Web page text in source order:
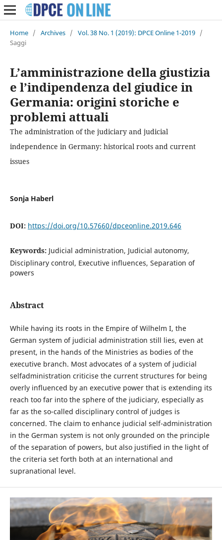
Home / Archives / Vol. 38 No. 1 (2019): DPCE Online 1-2019 /
Saggi
L’amministrazione della giustizia
e l’indipendenza del giudice in
Germania: origini storiche e
problemi attuali
The administration of the judiciary and judicial
independence in Germany: historical roots and current
issues
Sonja Haberl
DOI: https://doi.org/10.57660/dpceonline.2019.646
Keywords: Judicial administration, Judicial autonomy,
Disciplinary control, Executive influences, Separation of
powers
Abstract
While having its roots in the Empire of Wilhelm I, the
German system of judicial administration still lies, even at
present, in the hands of the Ministries as bodies of the
executive branch. Most advocates of a system of judicial
selfadministration criticise the current structures for being
overly influenced by an executive power that is extending its
reach too far into the sphere of the judiciary, especially as
far as the so-called disciplinary control of judges is
concerned. The claim to enhance judicial self-administration
in the German system is not only grounded on the principle
of the separation of powers, but also justified in the light of
the criteria set forth both at an international and
supranational level.